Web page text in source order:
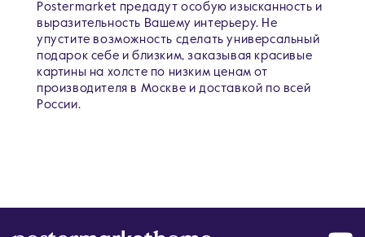
Postermarket предадут особую изысканность и
выразительность Вашему интерьеру. Не
упустите возможность сделать универсальный
подарок себе и близким, заказывая красивые
картины на холсте по низким ценам от
производителя в Москве и доставкой по всей
России.